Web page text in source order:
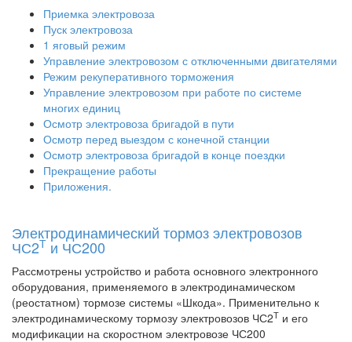
Приемка электровоза
Пуск электровоза
1 яговый режим
Управление электровозом с отключенными двигателями
Режим рекуперативного торможения
Управление электровозом при работе по системе
многих единиц
Осмотр электровоза бригадой в пути
Осмотр перед выездом с конечной станции
Осмотр электровоза бригадой в конце поездки
Прекращение работы
Приложения.
Электродинамический тормоз электровозов
ЧС2Т и ЧС200
Рассмотрены устройство и работа основного электронного
оборудования, применяемого в электродинамическом
(реостатном) тормозе системы «Шкода». Применительно к
электродинамическому тормозу электровозов ЧС2Т и его
модификации на скоростном электровозе ЧС200